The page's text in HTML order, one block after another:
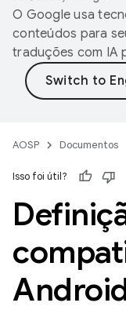
O Google usa
conteúdos para
traduções com IA
AOSP Documentos
Isso foi útil?